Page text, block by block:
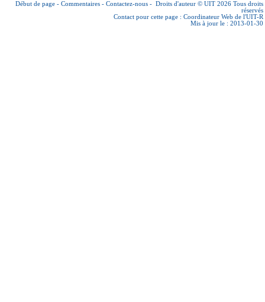
Début de page - Commentaires - Contactez-nous - Droits d'auteur © UIT 2026 Tous droits
réservés
Contact pour cette page : Coordinateur Web de l'UIT-R
Mis à jour le : 2013-01-30